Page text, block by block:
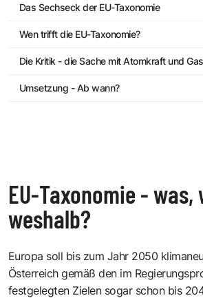
Das Sechseck der EU-Taxonomie
Wen trifft die EU-Taxonomie?
Die Kritik - die Sache mit Atomkraft und Gas
Umsetzung - Ab wann?
EU-Taxonomie - was,
weshalb?
Europa soll bis zum Jahr 2050
Österreich gemäß den im
festgelegten Zielen sogar schon bis